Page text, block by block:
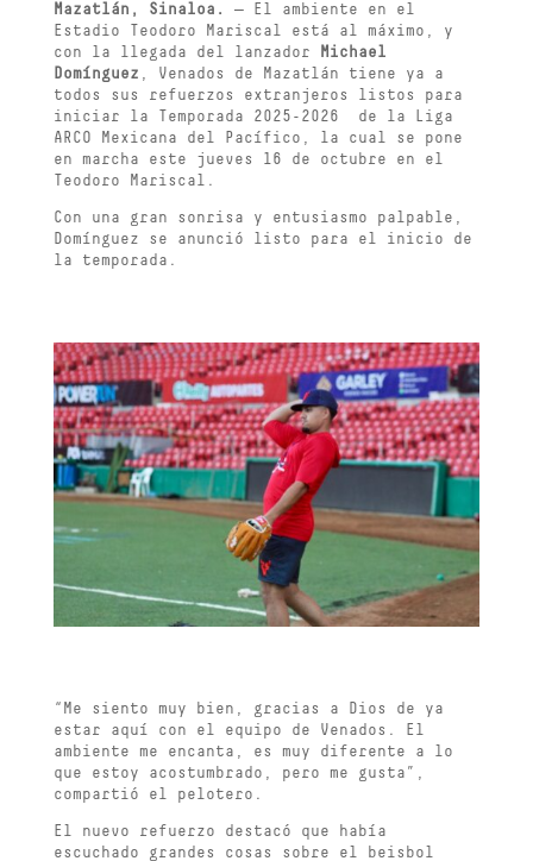
Mazatlán, Sinaloa.
— El ambiente en el
Estadio Teodoro Mariscal está al máximo, y
con la llegada del lanzador
Michael
Domínguez , Venados de Mazatlán tiene ya a
todos sus refuerzos extranjeros listos para
iniciar la Temporada 2025-2026 de la Liga
ARCO Mexicana del Pacífico, la cual se pone
en marcha este jueves 16 de octubre en el
Teodoro Mariscal.
Con una gran sonrisa y entusiasmo palpable,
Domínguez se anunció listo para el inicio de
la temporada.
“Me siento muy bien, gracias a Dios de ya
estar aquí con el equipo de Venados. El
ambiente me encanta, es muy diferente a lo
que estoy acostumbrado, pero me gusta”,
compartió el pelotero.
El nuevo refuerzo destacó que había
escuchado grandes cosas sobre el beisbol